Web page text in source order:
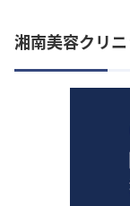
湘南美容クリ